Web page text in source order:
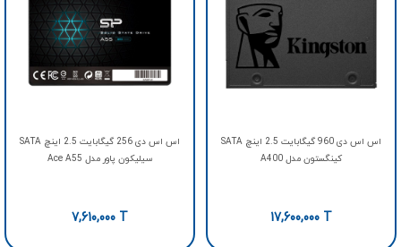
اس اس دی 960 گیگابایت 2.5 اینچ SATA
کینگستون مدل A400
17,600,000 T
اس اس دی 256 گیگابایت 2.5 اینچ SATA
سیلیکون پاور مدل Ace A55
7,610,000 T